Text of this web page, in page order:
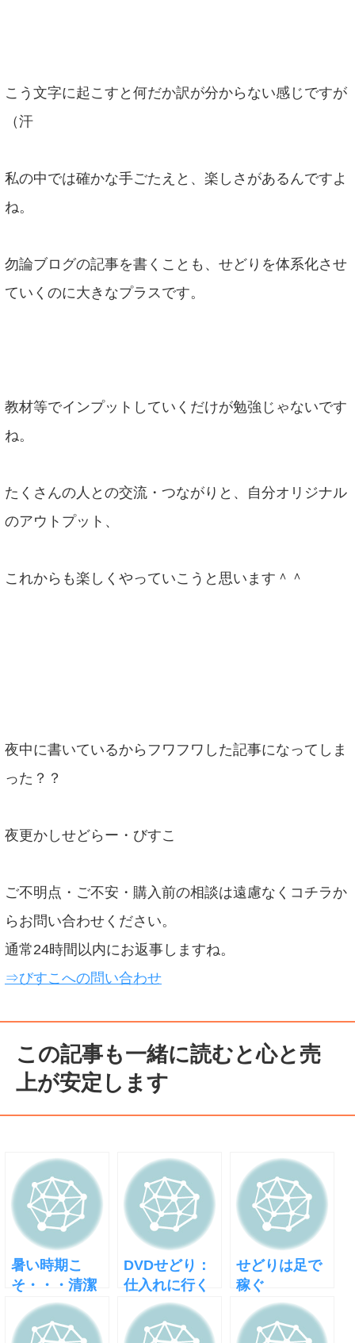
こう文字に起こすと何だか訳が分からない感じですが
（汗
私の中では確かな手ごたえと、楽しさがあるんですよ
ね。
勿論ブログの記事を書くことも、せどりを体系化させ
ていくのに大きなプラスです。
教材等でインプットしていくだけが勉強じゃないです
ね。
たくさんの人との交流・つながりと、自分オリジナル
のアウトプット、
これからも楽しくやっていこうと思います＾＾
夜中に書いているからフワフワした記事になってしま
った？？
夜更かしせどらー・びすこ
ご不明点・ご不安・購入前の相談は遠慮なくコチラか
らお問い合わせください。
通常24時間以内にお返事しますね。
⇒びすこへの問い合わせ
この記事も一緒に読むと心と売
上が安定します
暑い時期こ
そ・・・清潔
せどらーを目
指そう
DVDせどり：
仕入れに行く
ときの服装の
こだわり
せどりは足で
稼ぐ